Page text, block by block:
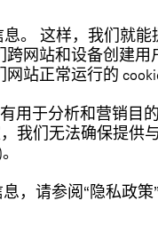
。 这样，我们就能
网站和设备创建用
站正常运行的
用于分析和营销目
我们无法确保提供
，请参阅“隐私政策